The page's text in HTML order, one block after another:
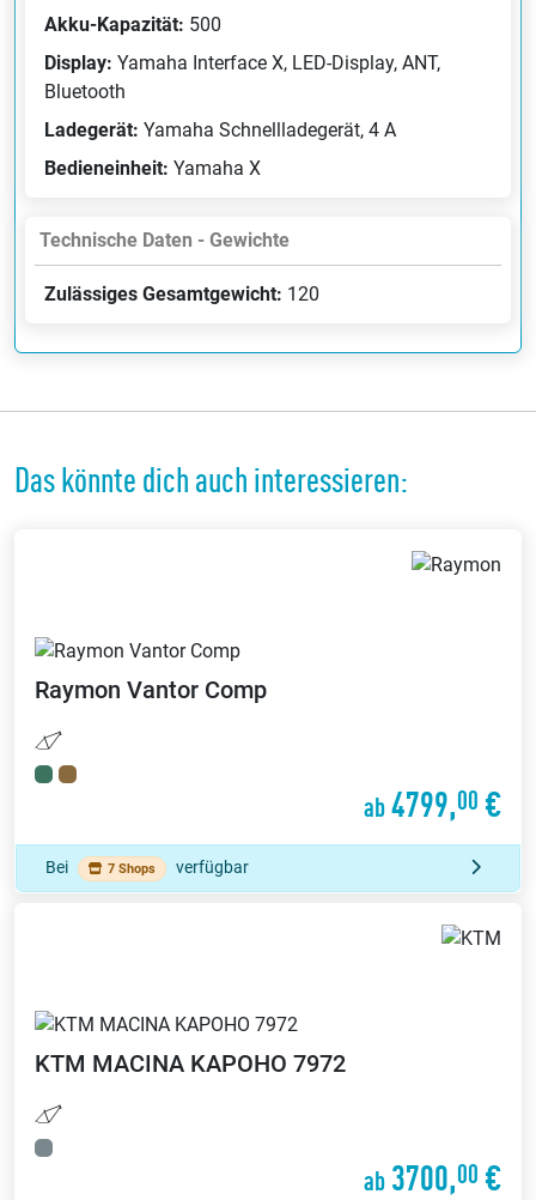
Akku-Kapazität: 500
Display: Yamaha Interface X, LED-Display, ANT,
Bluetooth
Ladegerät: Yamaha Schnellladegerät, 4 A
Bedieneinheit: Yamaha X
Technische Daten - Gewichte
Zulässiges Gesamtgewicht: 120
Das könnte dich auch interessieren:
Raymon Vantor Comp
ab4799,00 €
Bei 7 Shops verfügbar
KTM MACINA KAPOHO 7972
ab 3700,00 €